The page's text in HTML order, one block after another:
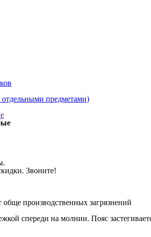
предметами)
Звоните!
обще производственных загрязнений
спереди на молнии. Пояс